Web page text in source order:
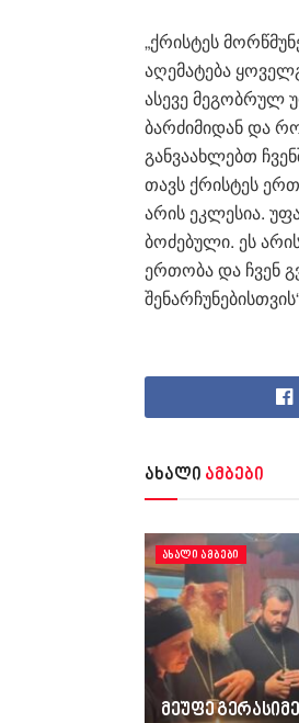
„ქრისტეს
აღემატება
ასევე მეგობრულ
ბარძიმიდან და
განვაახლებთ
თავს ქრისტეს
არის ეკლესია.
ბოძებული. ეს
ერთობა და ჩვენ
ახალი ამბები
ᲐᲮᲐᲚᲘ ᲐᲛᲑᲔᲑᲘ
მეუფე